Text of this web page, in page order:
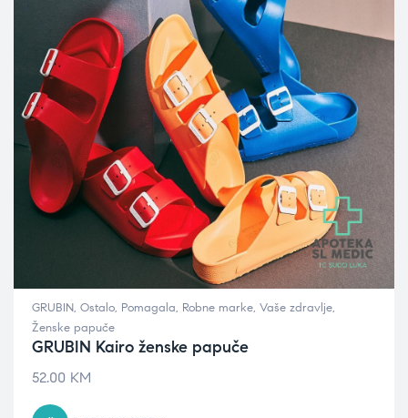
GRUBIN, Ostalo, Pomagala, Robne marke, Vaše zdravlje,
Ženske papuče
GRUBIN Kairo ženske papuče
52.00 KM